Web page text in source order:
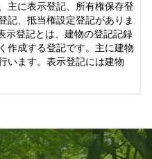
主に表示登記、所有権保存登
記、抵当権設定登記がありま
示登記とは、建物の登記記録
作成する登記です。主に建物
います。表示登記には建物